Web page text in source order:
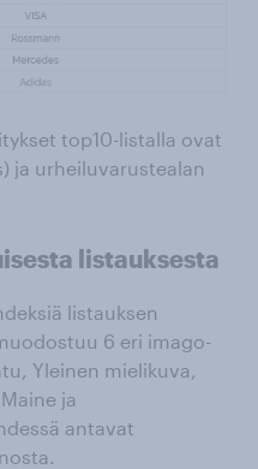
top10-listalla ovat
ja urheiluvarustealan
listauksesta
listauksen
6 eri imago-
Yleinen mielikuva,
ja
antavat